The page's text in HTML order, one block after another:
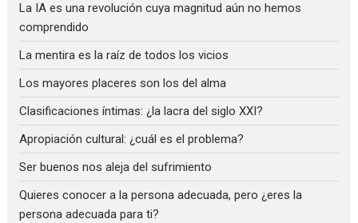
La IA es una revolución cuya magnitud aún no hemos
comprendido
La mentira es la raíz de todos los vicios
Los mayores placeres son los del alma
Clasificaciones íntimas: ¿la lacra del siglo XXI?
Apropiación cultural: ¿cuál es el problema?
Ser buenos nos aleja del sufrimiento
Quieres conocer a la persona adecuada, pero ¿eres la
persona adecuada para ti?